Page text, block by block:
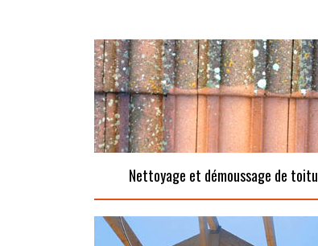
Nettoyage et démoussage de